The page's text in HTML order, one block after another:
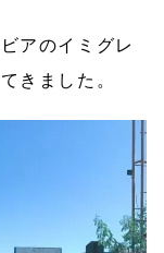
アのイミグレ
きました。